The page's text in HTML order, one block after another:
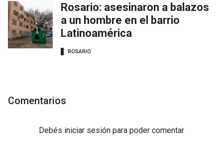
Rosario: asesinaron a balazos
a un hombre en el barrio
Latinoamérica
ROSARIO
Comentarios
Debés iniciar sesión para poder comentar